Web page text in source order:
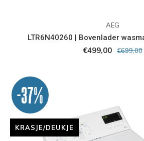
AEG
LTR6N40260 | Bovenlader
€499,00 €699,00
-37%
KRASJE/DEUKJE